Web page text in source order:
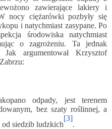
zawierające lakiery i
nocy ciężarówki pozbyły się
i natychmiast zasypane. Po
środowiska natychmiast
o zagrożeniu. Ta jednak
Jak argumentował Krzysztof
odpady, jest terenem
bez szaty roślinnej, a
siedzib ludzkich
[3]
.